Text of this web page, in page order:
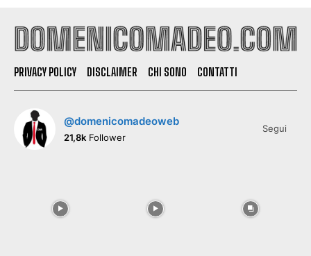
PRIVACY POLICY DISCLAIMER CHI SONO CONTATTI
@domenicomadeoweb
21,8k Follower
Segui